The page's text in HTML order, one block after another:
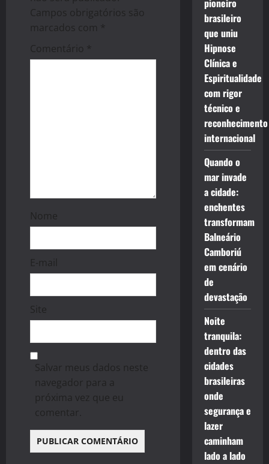
t
i
o
Campos obrigatórios são
marcados com *
Comentário *
Nome
E-mail
Site
Salvar meus dados neste
navegador para a
próxima vez que eu
comentar.
pioneiro
brasileiro
que uniu
Hipnose
Clínica e
Espiritualidade
com rigor
técnico e
reconhecimento
internacional
Quando o
mar invade
a cidade:
enchentes
transformam
Balneário
Camboriú
em cenário
de
devastação
Noite
tranquila:
dentro das
cidades
brasileiras
onde
segurança e
lazer
caminham
lado a lado